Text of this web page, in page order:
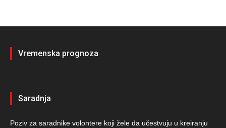
Vremenska prognoza
Saradnja
Poziv za saradnike volontere koji žele da učestvuju u kreiranju